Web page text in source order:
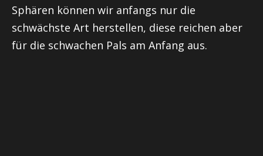
Sphären können wir anfangs nur die
schwächste Art herstellen, diese reichen aber
für die schwachen Pals am Anfang aus.